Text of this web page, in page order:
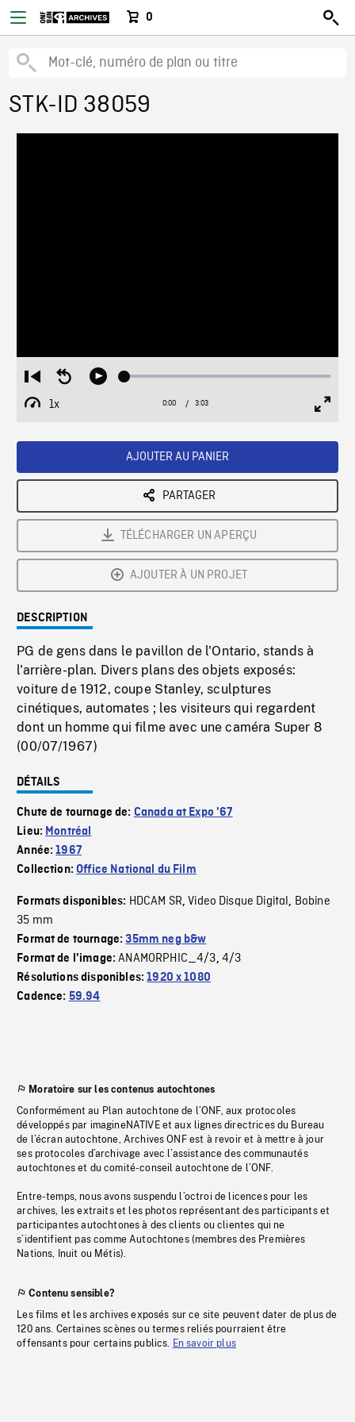
0
STK-ID 38059
Restart
from
beginning
Seek
Play Loaded:
1x
Playback
Current
0:00 / Duration
3:03
AJOUTER AU PANIER
PARTAGER
TÉLÉCHARGER UN APERÇU
AJOUTER À UN PROJET
DESCRIPTION
PG de gens dans le pavillon de l'Ontario, stands à
l'arrière-plan. Divers plans des objets exposés:
voiture de 1912, coupe Stanley, sculptures
cinétiques, automates ; les visiteurs qui regardent
dont un homme qui filme avec une caméra Super 8
(00/07/1967)
DÉTAILS
Chute de tournage de: Canada at Expo '67
Lieu: Montréal
Année:1967
Collection:Office National du Film
Formats disponibles: HDCAM SR,Video Disque Digital, Bobine
35 mm
Format de tournage:35mm neg b&w
Format de l'image:ANAMORPHIC_4/3, 4/3
Résolutions disponibles:1920 x 1080
Cadence: 59.94
Moratoire sur les contenus autochtones
Conformément au Plan autochtone de l’ONF, aux protocoles
développés par imagineNATIVE et aux lignes directrices du Bureau
de l’écran autochtone, Archives ONF est à revoir et à mettre à jour
ses protocoles d’archivage avec l’assistance des communautés
autochtones et du comité-conseil autochtone de l’ONF.
Entre-temps, nous avons suspendu l’octroi de licences pour les
archives, les extraits et les photos représentant des participants et
participantes autochtones à des clients ou clientes qui ne
s’identifient pas comme Autochtones (membres des Premières
Nations, Inuit ou Métis).
Contenu sensible?
Les films et les archives exposés sur ce site peuvent dater de plus de
120 ans. Certaines scènes ou termes reliés pourraient être
offensants pour certains publics. En savoir plus